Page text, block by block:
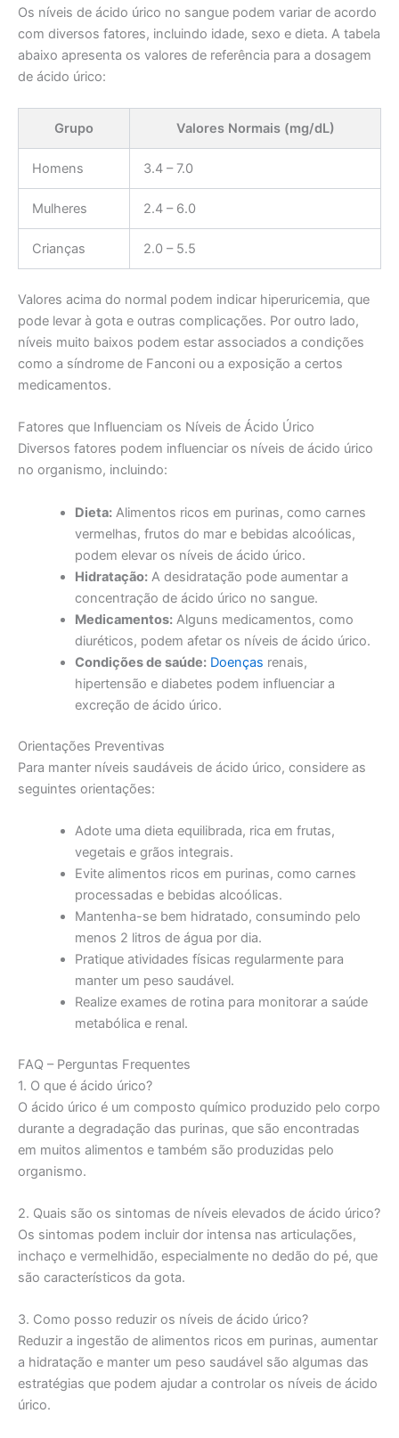
Os níveis de ácido úrico no sangue podem variar de acordo
com diversos fatores, incluindo idade, sexo e dieta. A tabela
abaixo apresenta os valores de referência para a dosagem
de ácido úrico:
Grupo Valores Normais (mg/dL)
Homens 3.4 – 7.0
Mulheres 2.4 – 6.0
Crianças 2.0 – 5.5
Valores acima do normal podem indicar hiperuricemia, que
pode levar à gota e outras complicações. Por outro lado,
níveis muito baixos podem estar associados a condições
como a síndrome de Fanconi ou a exposição a certos
medicamentos.
Fatores que Influenciam os Níveis de Ácido Úrico
Diversos fatores podem influenciar os níveis de ácido úrico
no organismo, incluindo:
Dieta:Alimentos ricos em purinas, como carnes
vermelhas, frutos do mar e bebidas alcoólicas,
podem elevar os níveis de ácido úrico.
Hidratação:A desidratação pode aumentar a
concentração de ácido úrico no sangue.
Medicamentos:Alguns medicamentos, como
diuréticos, podem afetar os níveis de ácido úrico.
Condições de saúde: Doenças renais,
hipertensão e diabetes podem influenciar a
excreção de ácido úrico.
Orientações Preventivas
Para manter níveis saudáveis de ácido úrico, considere as
seguintes orientações:
Adote uma dieta equilibrada, rica em frutas,
vegetais e grãos integrais.
Evite alimentos ricos em purinas, como carnes
processadas e bebidas alcoólicas.
Mantenha-se bem hidratado, consumindo pelo
menos 2 litros de água por dia.
Pratique atividades físicas regularmente para
manter um peso saudável.
Realize exames de rotina para monitorar a saúde
metabólica e renal.
FAQ – Perguntas Frequentes
1. O que é ácido úrico?
O ácido úrico é um composto químico produzido pelo corpo
durante a degradação das purinas, que são encontradas
em muitos alimentos e também são produzidas pelo
organismo.
2. Quais são os sintomas de níveis elevados de ácido úrico?
Os sintomas podem incluir dor intensa nas articulações,
inchaço e vermelhidão, especialmente no dedão do pé, que
são característicos da gota.
3. Como posso reduzir os níveis de ácido úrico?
Reduzir a ingestão de alimentos ricos em purinas, aumentar
a hidratação e manter um peso saudável são algumas das
estratégias que podem ajudar a controlar os níveis de ácido
úrico.